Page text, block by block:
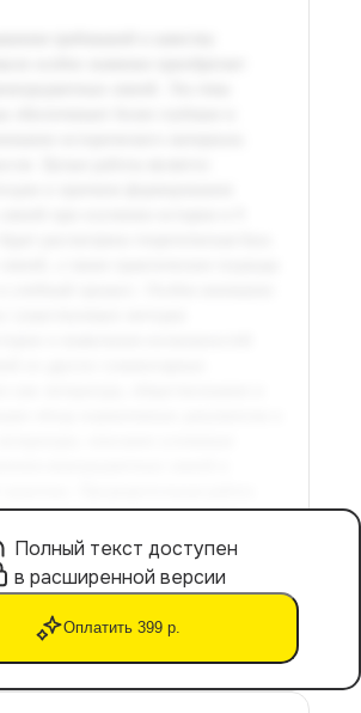
Полный текст доступен
в расширенной версии
Оплатить 399 р.